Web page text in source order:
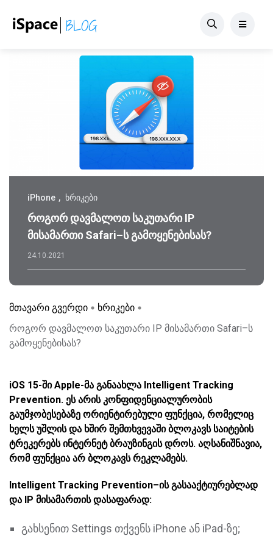
iPhone ხრიკები
როგორ დავმალოთ საკუთარი IP
მისამართი Safari–ს გამოყენებისას?
24.10.2021
მთავარი გვერდი
ხრიკები
როგორ დავმალოთ საკუთარი IP მისამართი Safari–ს
გამოყენებისას?
iOS 15-ში Apple-მა განაახლა Intelligent Tracking
Prevention. ეს არის კონფიდენციალურობის
გაუმჯობესებაზე ორიენტირებული ფუნქცია, რომელიც
ხელს უშლის და ხშირ შემთხვევაში ბლოკავს საიტების
ტრეკერებს ინტერნეტ ბრაუზინგის დროს. აღსანიშნავია,
რომ ფუნქცია არ ბლოკავს რეკლამებს.
Intelligent Tracking Prevention–ის გასააქტიურებლად
და IP მისამართის დასაფარად:
გახსენით Settings თქვენს iPhone ან iPad-ზე;